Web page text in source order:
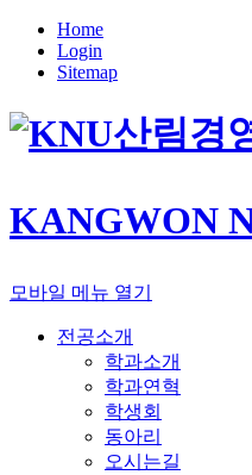
Home
Login
Sitemap
산림경
KANGWON
모바일 메뉴 열기
전공소개
학과소개
학과연혁
학생회
동아리
오시는길